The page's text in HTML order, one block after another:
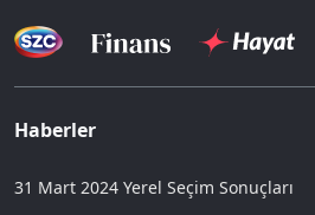
Haberler
31 Mart 2024 Yerel Seçim Sonuçları